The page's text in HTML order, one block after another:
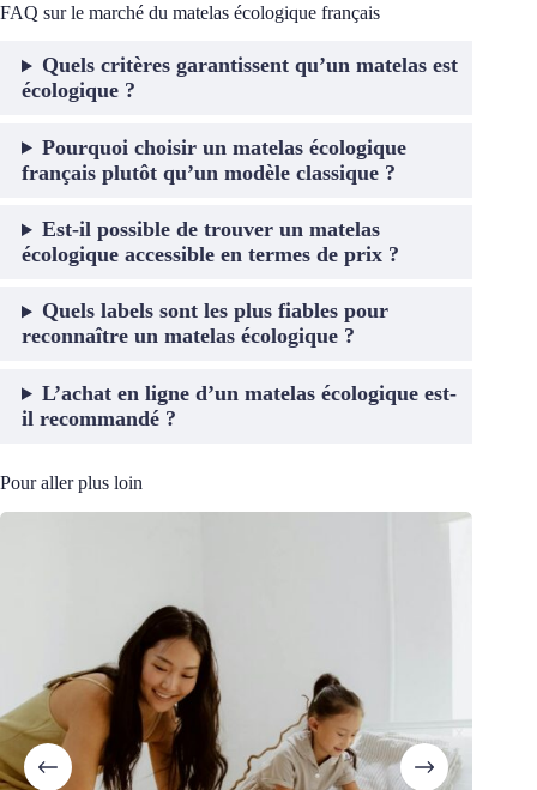
FAQ sur le marché du matelas écologique français
Quels critères garantissent qu’un matelas est
écologique ?
Pourquoi choisir un matelas écologique
français plutôt qu’un modèle classique ?
Est-il possible de trouver un matelas
écologique accessible en termes de prix ?
Quels labels sont les plus fiables pour
reconnaître un matelas écologique ?
L’achat en ligne d’un matelas écologique est-
il recommandé ?
Pour aller plus loin